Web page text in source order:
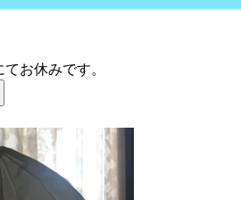
お休みです。